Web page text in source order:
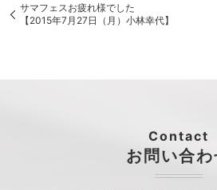
サマフェスお疲れ様でした
【2015年7月27日（月）小林幸代】
Contact
お問い合わ